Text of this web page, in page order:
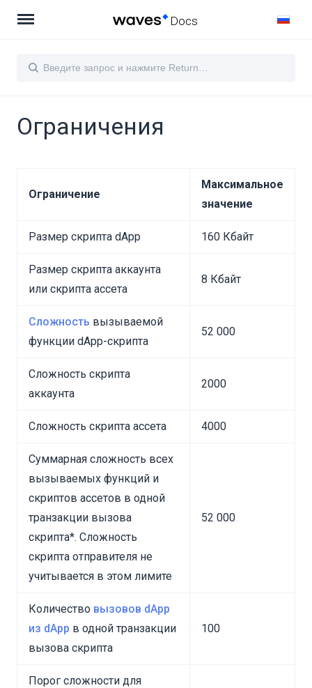
Docs
Ограничения
Ограничение
Максимальное
значение
Размер скрипта dApp 160 Кбайт
Размер скрипта аккаунта
или скрипта ассета
8 Кбайт
Сложность вызываемой
функции dApp-скрипта
52 000
Сложность скрипта
аккаунта
2000
Сложность скрипта ассета 4000
Суммарная сложность всех
вызываемых функций и
скриптов ассетов в одной
транзакции вызова
скрипта*. Сложность
скрипта отправителя не
учитывается в этом лимите
52 000
Количество вызовов dApp
из dApp в одной транзакции
вызова скрипта
100
Порог сложности для